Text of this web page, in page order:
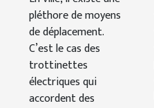
?
pléthore de moyens
de déplacement.
C’est le cas des
trottinettes
électriques qui
accordent des